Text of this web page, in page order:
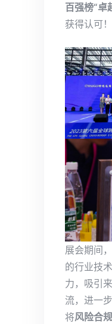
百强榜“卓
获得认可！
展会期间
的行业技
力，吸引
流，进一
将风险合规